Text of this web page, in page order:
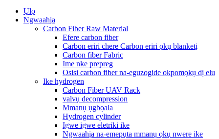
Ụlọ
Ngwaahịa
Carbon Fiber Raw Material
Efere carbon fiber
Carbon eriri chere Carbon eriri ọkụ blanketị
Carbon fiber Fabric
Ime nke prepreg
Osisi carbon fiber na-eguzogide okpomọkụ dị elu
Ike hydrogen
Carbon Fiber UAV Rack
valvụ decompression
Mmanụ ụgbọala
Hydrogen cylinder
Igwe igwe eletriki ike
Ngwaahịa na-emepụta mmanụ ọkụ nwere ike